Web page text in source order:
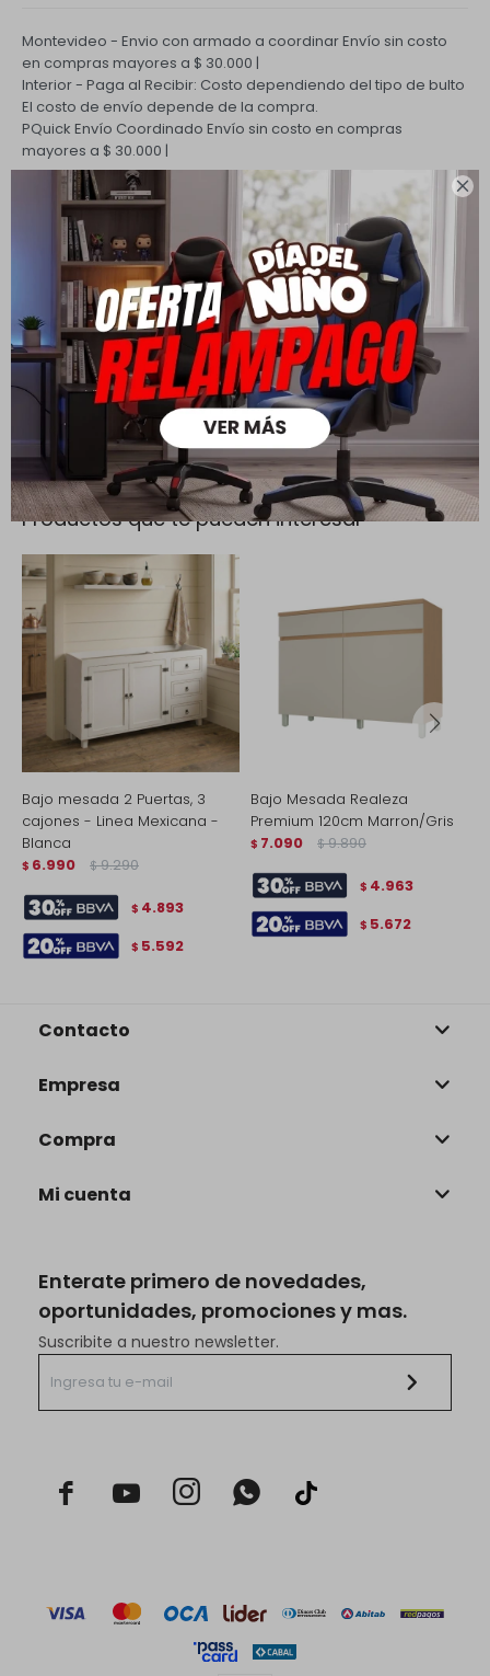

Montevideo - Envio con armado a coordinarEnvío sin costo
en compras mayores a $ 30.000 |
Interior - Paga al Recibir: Costo dependiendo del tipo de bulto
El costo de envío depende de la compra.
PQuick Envío Coordinado Envío sin costo en compras
mayores a $ 30.000 |
Cambios y Devoluciones
Todas las compras realizadas tienen un plazo de 5 días para
su cambio.
Ver mas
Medios de pago
Productos que te pueden interesar
Bajo mesada 2 Puertas, 3
cajones - Linea Mexicana -
Blanca
$ 6.990 $ 9.290
$ 4.893
$ 5.592
Bajo Mesada Realeza
Premium 120cm Marron/Gris
$ 7.090 $ 9.890
$ 4.963
$ 5.672
Enterate primero de novedades,
oportunidades, promociones y mas.
Suscribite a nuestro newsletter.
  
Contacto
Empresa
Compra
Mi cuenta